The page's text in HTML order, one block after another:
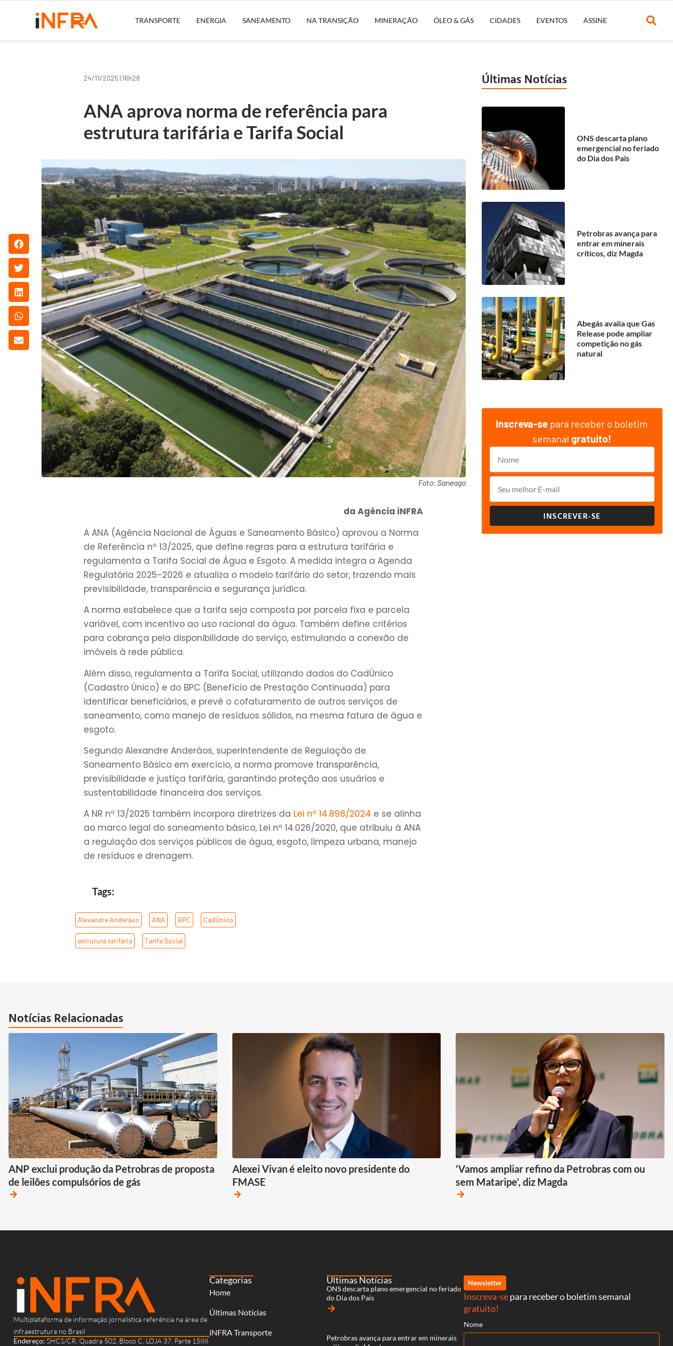
TRANSPORTE ENERGIA SANEAMENTO NA TRANSIÇÃO MINERAÇÃO ÓLEO & GÁS CIDADES EVENTOS ASSINE
24/11/2025 | 16h28
ANA aprova norma de referência para
estrutura tarifária e Tarifa Social
Foto: Saneago
da Agência iNFRA
A ANA (Agência Nacional de Águas e Saneamento Básico) aprovou a Norma
de Referência nº 13/2025, que define regras para a estrutura tarifária e
regulamenta a Tarifa Social de Água e Esgoto. A medida integra a Agenda
Regulatória 2025–2026 e atualiza o modelo tarifário do setor, trazendo mais
previsibilidade, transparência e segurança jurídica.
A norma estabelece que a tarifa seja composta por parcela fixa e parcela
variável, com incentivo ao uso racional da água. Também define critérios
para cobrança pela disponibilidade do serviço, estimulando a conexão de
imóveis à rede pública.
Além disso, regulamenta a Tarifa Social, utilizando dados do CadÚnico
(Cadastro Único) e do BPC (Benefício de Prestação Continuada) para
identificar beneficiários, e prevê o cofaturamento de outros serviços de
saneamento, como manejo de resíduos sólidos, na mesma fatura de água e
esgoto.
Segundo Alexandre Anderáos, superintendente de Regulação de
Saneamento Básico em exercício, a norma promove transparência,
previsibilidade e justiça tarifária, garantindo proteção aos usuários e
sustentabilidade financeira dos serviços.
A NR nº 13/2025 também incorpora diretrizes da Lei nº 14.898/2024 e se alinha
ao marco legal do saneamento básico, Lei nº 14.026/2020, que atribuiu à ANA
a regulação dos serviços públicos de água, esgoto, limpeza urbana, manejo
de resíduos e drenagem.
Tags:
Alexandre Anderáos ANA BPC CadÚnico
estrutura tarifária Tarifa Social
Últimas Notícias
ONS descarta plano
emergencial no feriado
do Dia dos Pais
Petrobras avança para
entrar em minerais
críticos, diz Magda
Abegás avalia que Gas
Release pode ampliar
competição no gás
natural
Inscreva-se para receber o boletim
semanalgratuito!
INSCREVER-SE
Notícias Relacionadas
ANP exclui produção da Petrobras de proposta
de leilões compulsórios de gás
arrow_forward
Alexei Vivan é eleito novo presidente do
FMASE
arrow_forward
‘Vamos ampliar refino da Petrobras com ou
sem Mataripe’, diz Magda
arrow_forward
Multiplataforma de informação jornalística referência na área de
infraestrutura no Brasil
Endereço: SHCS/CR, Quadra 502, Bloco C, LOJA 37, Parte 1588
Categorias
Home
Últimas Notícias
iNFRA Transporte
Últimas Notícias
ONS descarta plano emergencial no feriado
do Dia dos Pais
arrow_forward
Petrobras avança para entrar em minerais
Newsletter
Inscreva-separa receber o boletim semanal
gratuito!
Nome